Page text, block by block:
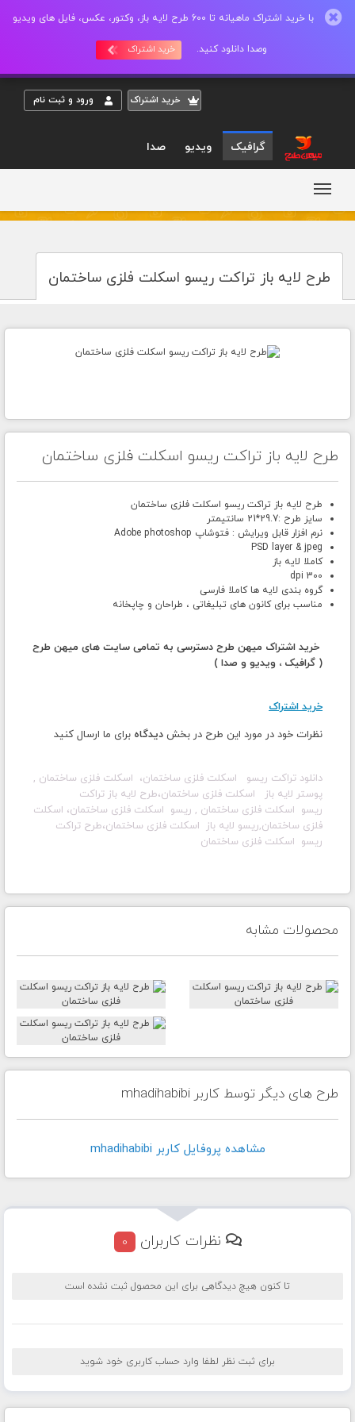
با خرید اشتراک ماهیانه تا 600 طرح لایه باز، وکتور، عکس، فایل های ویدیو
وصدا دانلود کنید. خرید اشتراک
خريد اشتراک ورود و ثبت نام
گرافیک ویدیو صدا
طرح لایه باز تراکت ریسو اسکلت فلزی ساختمان
طرح لایه باز تراکت ریسو اسکلت فلزی ساختمان
طرح لایه باز تراکت ریسو اسکلت فلزی ساختمان
سایز طرح :29.7*21 سانتیمتر
نرم افزار قابل ویرایش : فتوشاپ Adobe photoshop
PSD layer & jpeg
کاملا لایه باز
300 dpi
گروه بندی لایه ها کاملا فارسی
مناسب برای کانون های تبلیغاتی ، طراحان و چاپخانه
خرید اشتراک میهن طرح دسترسی به تمامی سایت های میهن طرح
( گرافیک ، ویدیو و صدا )
خرید اشتراک
نظرات خود در مورد این طرح در بخش دیدگاه برای ما ارسال کنید
دانلود تراکت ریسو اسکلت فلزی ساختمان، اسکلت فلزی ساختمان ,
پوستر لایه باز اسکلت فلزی ساختمان، طرح لایه باز تراکت
ریسو اسکلت فلزی ساختمان , ریسو اسکلت فلزی ساختمان، اسکلت
فلزی ساختمان,ریسو لایه باز اسکلت فلزی ساختمان،طرح تراکت
ریسو اسکلت فلزی ساختمان
محصولات مشابه
طرح های دیگر توسط کاربر mhadihabibi
مشاهده پروفايل کاربر mhadihabibi
نظرات کاربران 0
تا کنون هیچ دیدگاهی برای این محصول ثبت نشده است
برای ثبت نظر لطفا وارد حساب کاربری خود شوید